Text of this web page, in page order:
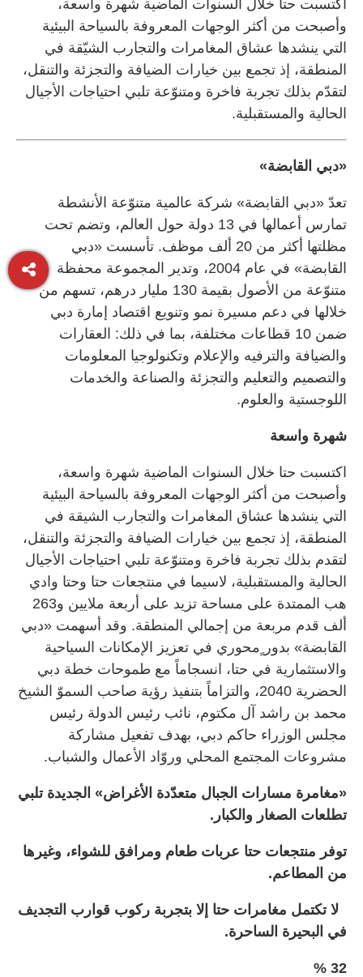
اكتسبت حتا خلال السنوات الماضية شهرة واسعة،
وأصبحت من أكثر الوجهات المعروفة بالسياحة البيئية
التي ينشدها عشاق المغامرات والتجارب الشيّقة في
المنطقة، إذ تجمع بين خيارات الضيافة والتجزئة والتنقل،
لتقدّم بذلك تجربة فاخرة ومتنوّعة تلبي احتياجات الأجيال
الحالية والمستقبلية.
«دبي القابضة»
تعدّ «دبي القابضة» شركة عالمية متنوّعة الأنشطة
تمارس أعمالها في 13 دولة حول العالم، وتضم تحت
مظلتها أكثر من 20 ألف موظف. تأسست «دبي
القابضة» في عام 2004، وتدير المجموعة محفظة
متنوّعة من الأصول بقيمة 130 مليار درهم، تسهم من
خلالها في دعم مسيرة نمو وتنويع اقتصاد إمارة دبي
ضمن 10 قطاعات مختلفة، بما في ذلك: العقارات
والضيافة والترفيه والإعلام وتكنولوجيا المعلومات
والتصميم والتعليم والتجزئة والصناعة والخدمات
اللوجستية والعلوم.
شهرة واسعة
اكتسبت حتا خلال السنوات الماضية شهرة واسعة،
وأصبحت من أكثر الوجهات المعروفة بالسياحة البيئية
التي ينشدها عشاق المغامرات والتجارب الشيقة في
المنطقة، إذ تجمع بين خيارات الضيافة والتجزئة والتنقل،
لتقدم بذلك تجربة فاخرة ومتنوّعة تلبي احتياجات الأجيال
الحالية والمستقبلية، لاسيما في منتجعات حتا وحتا وادي
هب الممتدة على مساحة تزيد على أربعة ملايين و263
ألف قدم مربعة من إجمالي المنطقة. وقد أسهمت «دبي
القابضة» بدور ٍمحوري في تعزيز الإمكانات السياحية
والاستثمارية في حتا، انسجاماً مع طموحات خطة دبي
الحضرية 2040، والتزاماً بتنفيذ رؤية صاحب السموّ الشيخ
محمد بن راشد آل مكتوم، نائب رئيس الدولة رئيس
مجلس الوزراء حاكم دبي، بهدف تفعيل مشاركة
مشروعات المجتمع المحلي وروّاد الأعمال والشباب.
«مغامرة مسارات الجبال متعدّدة الأغراض» الجديدة تلبي
تطلعات الصغار والكبار.
توفر منتجعات حتا عربات طعام ومرافق للشواء، وغيرها
من المطاعم.
لا تكتمل مغامرات حتا إلا بتجربة ركوب قوارب التجديف
في البحيرة الساحرة.
32 %